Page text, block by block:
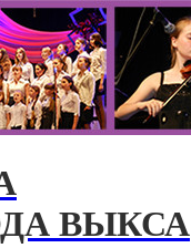
ВЫКСА